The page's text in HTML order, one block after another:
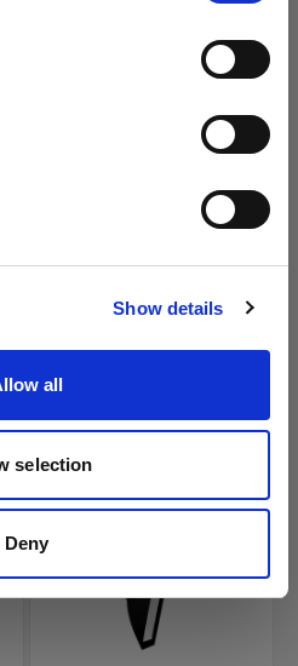
Show details
all
selection
Deny
アクセス
ス 120x180cm ホワイ
わらかい光を作る
698,99 €